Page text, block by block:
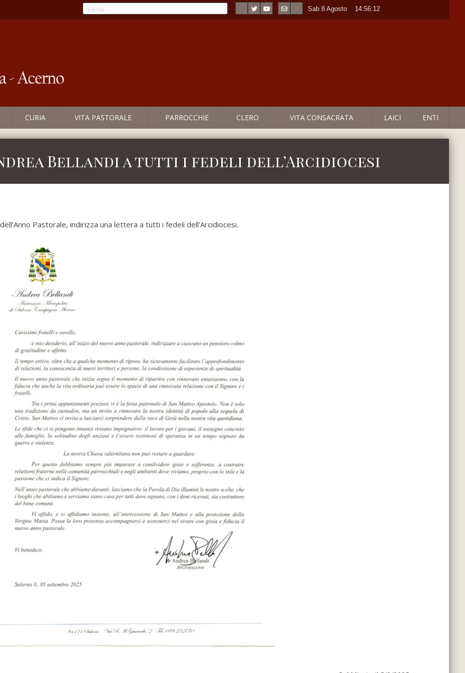
Sab 8 Agosto 14:56:12
CURIA VITA PASTORALE PARROCCHIE CLERO VITA CONSACRATA LAICI ENTI
Bellandi a tutti i fedeli dell’Arcidiocesi
Pastorale, indirizza una lettera a tutti i fedeli dell’Arcidiocesi.